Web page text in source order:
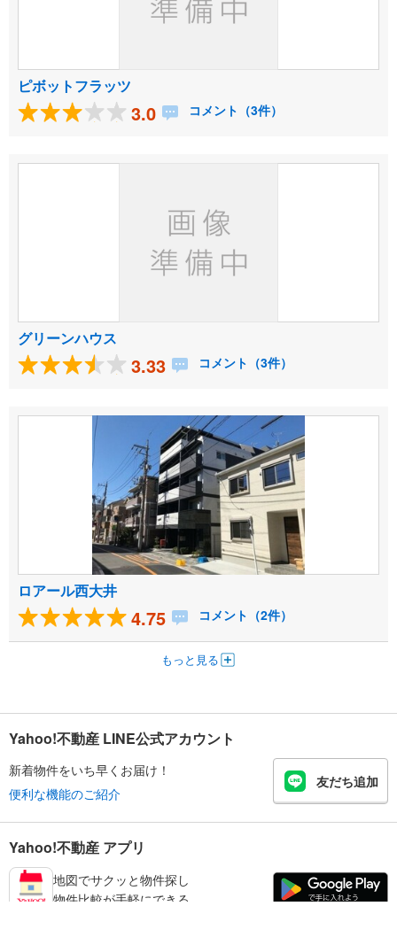
ピボットフラッツ
3.0 コメント（3件）
グリーンハウス
3.33 コメント（3件）
ロアール西大井
4.75 コメント（2件）
もっと見る
Yahoo!不動産 LINE公式アカウント
新着物件をいち早くお届け！
便利な機能のご紹介
友だち追加
Yahoo!不動産 アプリ
地図でサクッと物件探し
物件比較が手軽にできる